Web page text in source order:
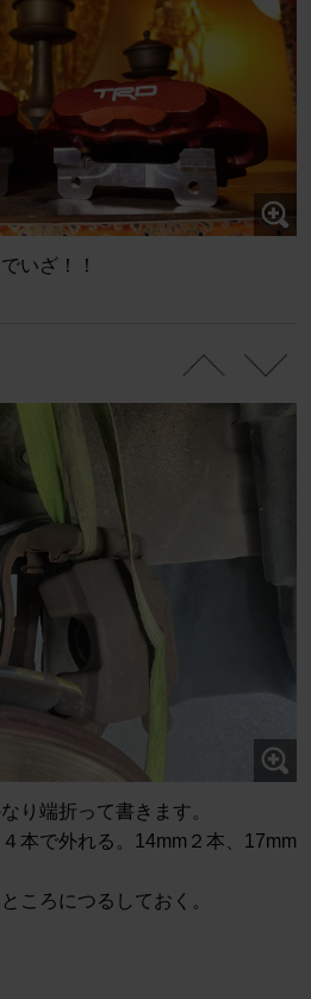
いざ！！
り端折って書きます。
本で外れる。14mm２本、17mm
ころにつるしておく。